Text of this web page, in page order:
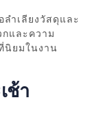
ำเลียงวัสดุและ
และความ
นิยมในงาน
ช้า